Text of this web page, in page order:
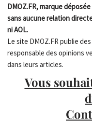
DMOZ.FR, marque
sans aucune relation
ni AOL.
Le site DMOZ.FR publie
responsable des opinions
dans leurs articles.
Vous